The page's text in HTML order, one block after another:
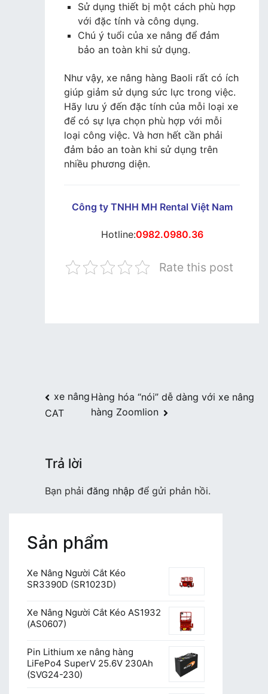
Sử dụng thiết bị một cách phù hợp
với đặc tính và công dụng.
Chú ý tuổi của xe nâng để đảm
bảo an toàn khi sử dụng.
Như vậy, xe nâng hàng Baoli rất có ích
giúp giảm sử dụng sức lực trong việc.
Hãy lưu ý đến đặc tính của mỗi loại xe
để có sự lựa chọn phù hợp với mỗi
loại công việc. Và hơn hết cần phải
đảm bảo an toàn khi sử dụng trên
nhiều phương diện.
Công ty TNHH MH Rental Việt Nam
Hotline:0982.0980.36
Rate this post
Điều
hướng
viết
xe nâng
CAT
Hàng hóa “nói” dễ dàng với xe nâng
hàng Zoomlion
Trả lời
Bạn phải đăng nhập để gửi phản hồi.
Sản phẩm
Xe Nâng Người Cắt Kéo
SR3390D (SR1023D)
Xe Nâng Người Cắt Kéo AS1932
(AS0607)
Pin Lithium xe nâng hàng
LiFePo4 SuperV 25.6V 230Ah
(SVG24-230)